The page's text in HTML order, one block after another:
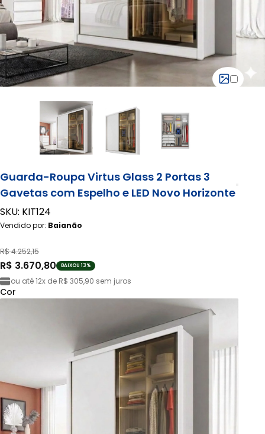
Guarda-Roupa Virtus Glass 2 Portas 3
Gavetas com Espelho e LED Novo Horizonte
SKU: KIT124
Vendido por: Baianão
R$ 4.252,15
R$ 3.670,80 BAIXOU 13%
ou até12x de R$ 305,90 sem juros
Cor